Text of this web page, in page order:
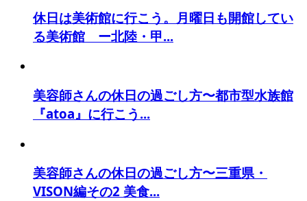
休日は美術館に行こう。月曜日も開館してい
る美術館 ー北陸・甲...
美容師さんの休日の過ごし方〜都市型水族館
『atoa』に行こう...
美容師さんの休日の過ごし方〜三重県・
VISON編その2 美食...